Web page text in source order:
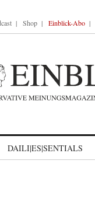
Shop Einblick-Abo
DAILI|ES|SENTIALS